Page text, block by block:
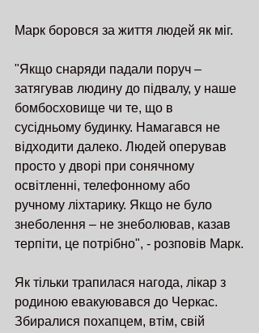
Марк боровся за життя людей як міг.
"Якщо снаряди падали поруч –
затягував людину до підвалу, у наше
бомбосховище чи те, що в
сусідньому будинку. Намагався не
відходити далеко. Людей оперував
просто у дворі при сонячному
освітленні, телефонному або
ручному ліхтарику. Якщо не було
знеболення – не знеболював, казав
терпіти, це потрібно", - розповів Марк.
Як тільки трапилася нагода, лікар з
родиною евакуювався до Черкас.
Збиралися похапцем, втім, свій